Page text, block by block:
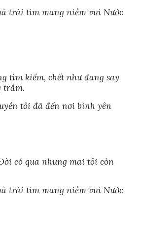
trái tim mang niềm vui Nước
tìm kiếm, chết như đang say
trầm.
tôi đã đến nơi bình yên
có qua nhưng mãi tôi còn
trái tim mang niềm vui Nước